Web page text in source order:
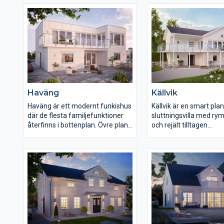
ger möjlighet till ytterligare
sovrum, när familjen växer. Huset
har ett väl tilltaget kök samt en
stor och praktisk tvättstuga.
ett tvåplanshus, är det
alla delar av det övre
vilket ger mycket
sovrum. Huset har en
tvättstuga med plats
förvaring.
Haväng
Haväng är ett modernt funkishus
där de flesta familjefunktioner
återfinns i bottenplan. Övre plan
altan. Detta ger ett mycket
modernt uttryck, med
djupverkan, tack vare det Z-
formade övre planet. De stora
panoramafönstren på övre plan
skapar en extra känsla av rymd.
Bottenplan är på hela 112,9 kvm
och innefattar fyra sovrum,
Källvik
Källvik är en smart
sluttningsvilla med
och rejält tilltagen
ovanvåningen erbjuds
ljusinsläpp till den
ningen. Den stora
förlänger effektivt
vardagsrummet på
sommarhalvåret till en
stor umgängesyta.
utrustat med fyra